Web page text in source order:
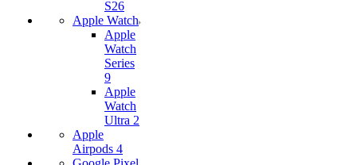
S26
Apple Watch
Apple
Watch
Series
9
Apple
Watch
Ultra 2
Apple
Airpods 4